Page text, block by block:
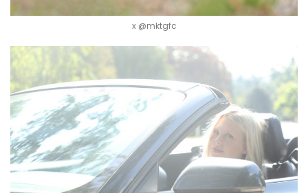
x @mktgfc